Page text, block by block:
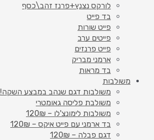
לורקס נצנץ+פרנז זהב\כסף
בד פייט
פייט שורות
פייטים ערב
פייט פרנזים
ארמני מבריק
בד מראות
משולבות
משולבות דגם שנהב במבצע השקה!
משולבת פליסה גאומטרי
משולבות לימונצ'לו – 120₪
בד ארמני עם פייט איקס – 120₪
דגם פבלה – 120₪